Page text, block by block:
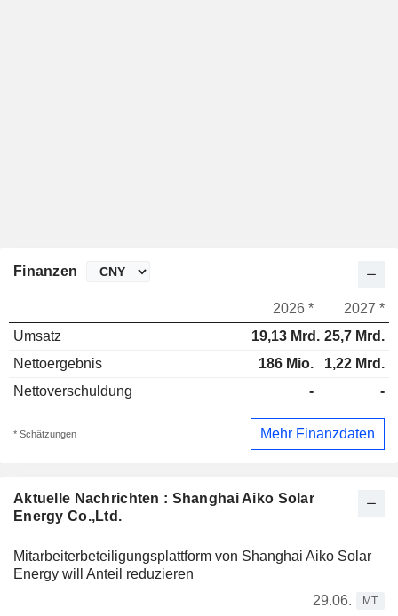
Aktuelle Nachrichten : Shanghai Aiko Solar
Energy Co.,Ltd.
Mitarbeiterbeteiligungsplattform von Shanghai Aiko Solar
Energy will Anteil reduzieren
29.06.
MT
Finanzen
2026 *
2027 *
Umsatz
19,13 Mrd. 25,7 Mrd.
Nettoergebnis
186 Mio.
1,22 Mrd.
Nettoverschuldung
- -
* Schätzungen Mehr Finanzdaten